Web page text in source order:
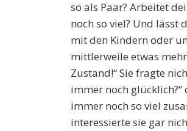
so als Paar? Arbeitet
noch so viel? Und lässt
mit den Kindern oder
mittlerweile etwas
Zustand!“ Sie fragte
immer noch glücklich?“
immer noch so viel
interessierte sie gar